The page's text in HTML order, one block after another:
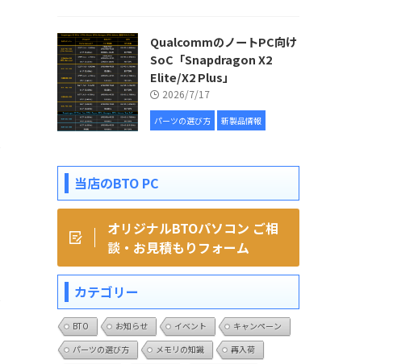
QualcommのノートPC向け
SoC「Snapdragon X2
Elite/X2 Plus」
2026/7/17
パーツの選び方 新製品情報
当店のBTO PC
オリジナルBTOパソコン ご相
談・お見積もりフォーム
カテゴリー
BTO お知らせ イベント
キャンペーン
パーツの選び方
メモリの知識
再入荷